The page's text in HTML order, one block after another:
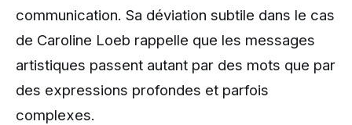
communication. Sa déviation subtile dans le cas
de Caroline Loeb rappelle que les messages
artistiques passent autant par des mots que par
des expressions profondes et parfois
complexes.